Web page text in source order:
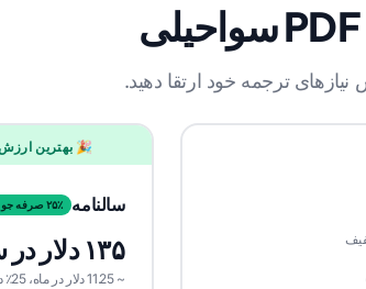
🎉 بهترین ارزش: 44.88 دلار در سال صرفه جویی کنید
سالنامه ۲۵٪ صرفه جویی
۱۳۵ دلار در سال
~ 11.25 دلار در ماه، 25٪ در مقابل ماهانه صرفه جویی کنید